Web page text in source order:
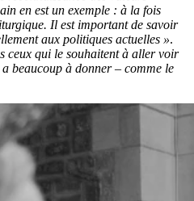
en est un exemple : à la fois
Il est important de savoir
aux politiques actuelles ».
ceux qui le souhaitent à aller voir
beaucoup à donner – comme le